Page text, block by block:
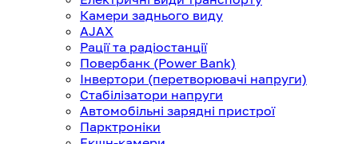
Камери заднього виду
AJAX
Рації та радіостанції
Повербанк (Power Bank)
Інвертори (перетворювачі напруги)
Стабілізатори напруги
Автомобільні зарядні пристрої
Парктроніки